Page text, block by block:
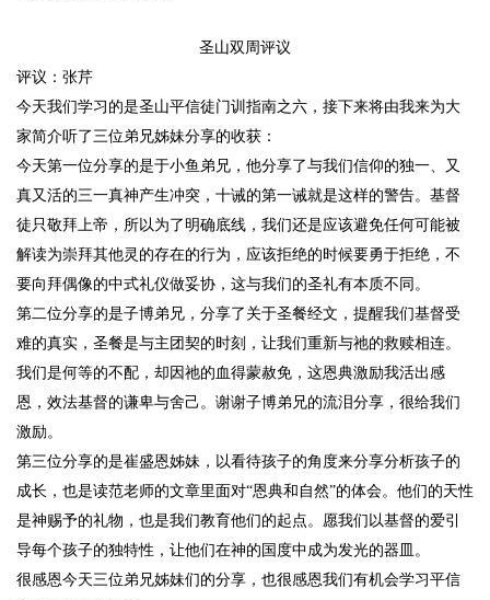
圣山双周评议
评议：张芹
今天我们学习的是圣山平信徒门训指南之六，接下来将由我来为大
家简介听了三位弟兄姊妹分享的收获：
今天第一位分享的是于小鱼弟兄，他分享了与我们信仰的独一、又
真又活的三一真神产生冲突，十诫的第一诫就是这样的警告。基督
徒只敬拜上帝，所以为了明确底线，我们还是应该避免任何可能被
解读为崇拜其他灵的存在的行为，应该拒绝的时候要勇于拒绝，不
要向拜偶像的中式礼仪做妥协，这与我们的圣礼有本质不同。
第二位分享的是子博弟兄，分享了关于圣餐经文，提醒我们基督受
难的真实，圣餐是与主团契的时刻，让我们重新与祂的救赎相连。
我们是何等的不配，却因祂的血得蒙赦免，这恩典激励我活出感
恩，效法基督的谦卑与舍己。谢谢子博弟兄的流泪分享，很给我们
激励。
第三位分享的是崔盛恩姊妹，以看待孩子的角度来分享分析孩子的
成长，也是读范老师的文章里面对“恩典和自然”的体会。他们的天性
是神赐予的礼物，也是我们教育他们的起点。愿我们以基督的爱引
导每个孩子的独特性，让他们在神的国度中成为发光的器皿。
很感恩今天三位弟兄姊妹们的分享，也很感恩我们有机会学习平信